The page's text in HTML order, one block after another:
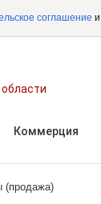
соглашение и
Коммерция
(продажа)